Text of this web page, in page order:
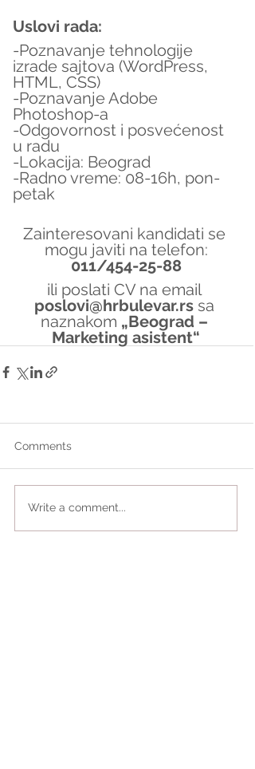
Uslovi rada:
-Poznavanje tehnologije
izrade sajtova (WordPress,
HTML, CSS)
-Poznavanje Adobe
Photoshop-a
-Odgovornost i posvećenost
u radu
-Lokacija: Beograd
-Radno vreme: 08-16h, pon-
petak
Zainteresovani kandidati se
mogu javiti na telefon:
011/454-25-88
ili poslati CV na email
poslovi@hrbulevar.rs sa
naznakom „Beograd –
Marketing asistent“
Comments
Write a comment...